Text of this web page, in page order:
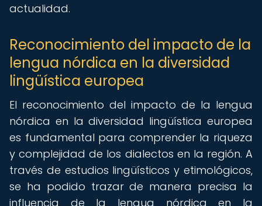
actualidad.
Reconocimiento del impacto de la
lengua nórdica en la diversidad
lingüística europea
El reconocimiento del impacto de la lengua
nórdica en la diversidad lingüística europea
es fundamental para comprender la riqueza
y complejidad de los dialectos en la región. A
través de estudios lingüísticos y etimológicos,
se ha podido trazar de manera precisa la
influencia de la lengua nórdica en la